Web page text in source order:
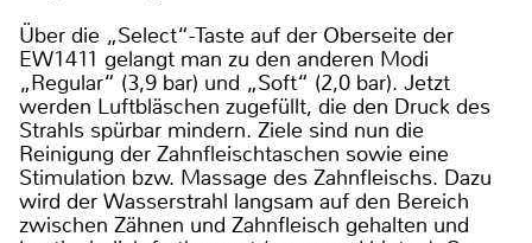
Über die „Select“-Taste auf der Oberseite der
EW1411 gelangt man zu den anderen Modi
„Regular“ (3,9 bar) und „Soft“ (2,0 bar). Jetzt
werden Luftbläschen zugefüllt, die den Druck des
Strahls spürbar mindern. Ziele sind nun die
Reinigung der Zahnfleischtaschen sowie eine
Stimulation bzw. Massage des Zahnfleischs. Dazu
wird der Wasserstrahl langsam auf den Bereich
zwischen Zähnen und Zahnfleisch gehalten und